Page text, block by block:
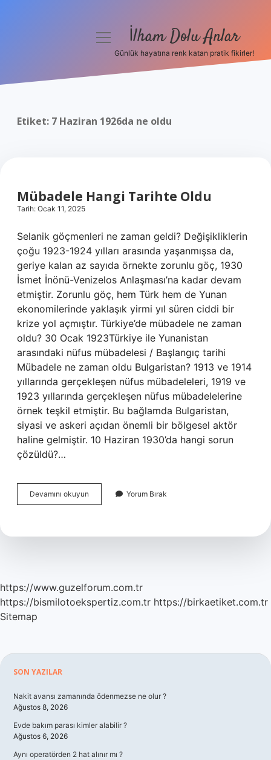
menüyü İlham Dolu Anlar
Günlük hayatına renk katan pratik fikirler!
Etiket: 7 Haziran 1926da ne oldu
Mübadele Hangi Tarihte Oldu
Tarih: Ocak 11, 2025
Selanik göçmenleri ne zaman geldi? Değişikliklerin
çoğu 1923-1924 yılları arasında yaşanmışsa da,
geriye kalan az sayıda örnekte zorunlu göç, 1930
İsmet İnönü-Venizelos Anlaşması’na kadar devam
etmiştir. Zorunlu göç, hem Türk hem de Yunan
ekonomilerinde yaklaşık yirmi yıl süren ciddi bir
krize yol açmıştır. Türkiye’de mübadele ne zaman
oldu? 30 Ocak 1923Türkiye ile Yunanistan
arasındaki nüfus mübadelesi / Başlangıç ​​tarihi
Mübadele ne zaman oldu Bulgaristan? 1913 ve 1914
yıllarında gerçekleşen nüfus mübadeleleri, 1919 ve
1923 yıllarında gerçekleşen nüfus mübadelelerine
örnek teşkil etmiştir. Bu bağlamda Bulgaristan,
siyasi ve askeri açıdan önemli bir bölgesel aktör
haline gelmiştir. 10 Haziran 1930’da hangi sorun
çözüldü?…
Devamını okuyun Mübadele
Hangi
Yorum Bırak
https://www.guzelforum.com.tr
https://bismilotoekspertiz.com.tr https://birkaetiket.com.tr
Sitemap
Sidebar
SON YAZILAR
Nakit avansı zamanında ödenmezse ne olur ?
Ağustos 8, 2026
Evde bakım parası kimler alabilir ?
Ağustos 6, 2026
Aynı operatörden 2 hat alınır mı ?